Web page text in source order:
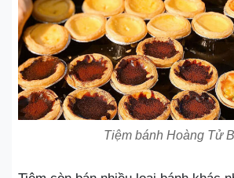
Tiệm bánh Hoàng Tử